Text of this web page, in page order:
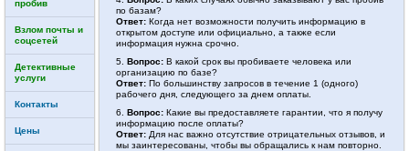
по базам?
Ответ:Когда нет возможности получить информацию в
открытом доступе или официально, а также если
информация нужна срочно.
5. Вопрос:В какой срок вы пробиваете человека или
организацию по базе?
Ответ:По большинству запросов в течение 1 (одного)
рабочего дня, следующего за днем оплаты.
6.
Вопрос:Какие вы предоставляете гарантии, что я получу
информацию после оплаты?
Ответ:Для нас важно отсутствие отрицательных отзывов, и
мы заинтересованы, чтобы вы обращались к нам повторно.
пробив
Взлом почты и
соцсетей
Детективные
услуги
Контакты
Цены